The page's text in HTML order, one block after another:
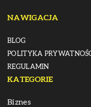
NAWIGACJA
BLOG
POLITYKA
REGULAMIN
KATEGORIE
Biznes